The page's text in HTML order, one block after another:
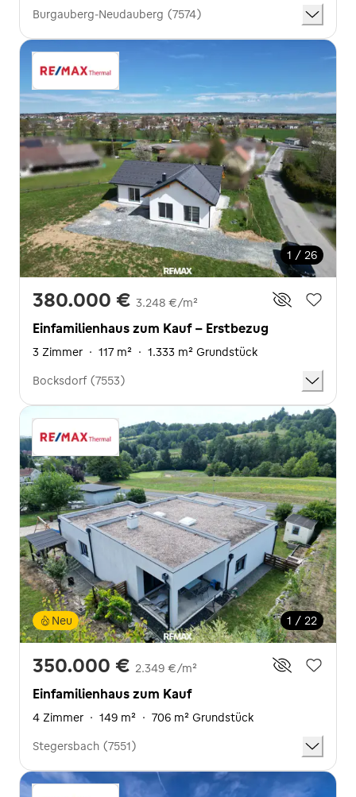
Burgauberg-Neudauberg (7574)
1 / 26
380.000 € 3.248 €/m²
Einfamilienhaus zum Kauf - Erstbezug
3 Zimmer · 117 m² · 1.333 m² Grundstück
Bocksdorf (7553)
1 / 22
Neu
350.000 € 2.349 €/m²
Einfamilienhaus zum Kauf
4 Zimmer · 149 m² · 706 m² Grundstück
Stegersbach (7551)